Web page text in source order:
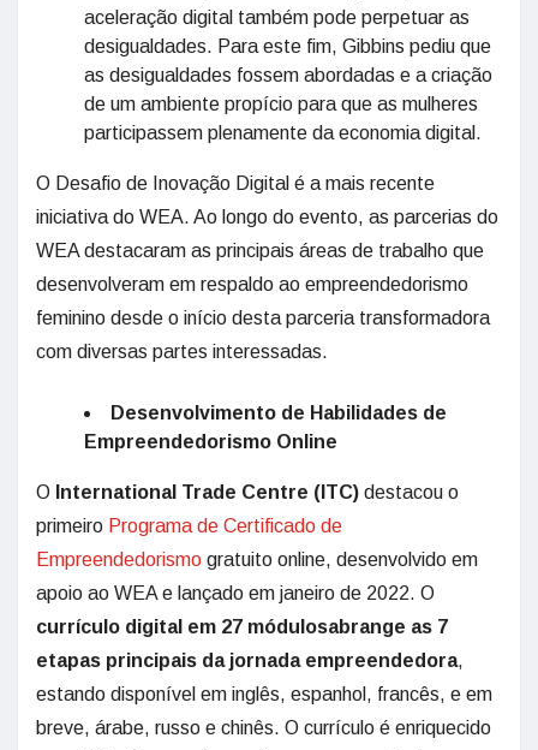
aceleração digital também pode perpetuar as
desigualdades. Para este fim, Gibbins pediu que
as desigualdades fossem abordadas e a criação
de um ambiente propício para que as mulheres
participassem plenamente da economia digital.
O Desafio de Inovação Digital é a mais recente
iniciativa do WEA. Ao longo do evento, as parcerias do
WEA destacaram as principais áreas de trabalho que
desenvolveram em respaldo ao empreendedorismo
feminino desde o início desta parceria transformadora
com diversas partes interessadas.
Desenvolvimento de Habilidades de
Empreendedorismo Online
O International Trade Centre (ITC) destacou o
primeiro Programa de Certificado de
Empreendedorismo gratuito online, desenvolvido em
apoio ao WEA e lançado em janeiro de 2022. O
currículo digital em 27 módulosabrange as 7
etapas principais da jornada empreendedora,
estando disponível em inglês, espanhol, francês, e em
breve, árabe, russo e chinês. O currículo é enriquecido